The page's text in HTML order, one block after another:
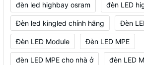
đèn led highbay osram đèn LED
Đèn led kingled chính hãng Đèn
Đèn LED Module Đèn LED MPE
đèn LED MPE cho nhà ở đèn LED